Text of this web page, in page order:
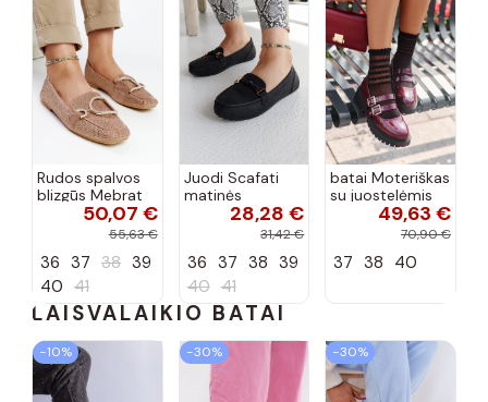
Rudos spalvos
blizgūs Mebrat
bateliai50,07 €
55,63 €
36 37 38 39
40 41
Juodi Scafati
matinės
apdailos bateliai
28,28 €
31,42 €
36 37 38 39
40 41
batai Moteriškas
su juostelėmis
su lako efektu
bordo spalvos
49,63 €
70,90 €
37 38 40
LAISVALAIKIO BATAI
−10% −30% −30%